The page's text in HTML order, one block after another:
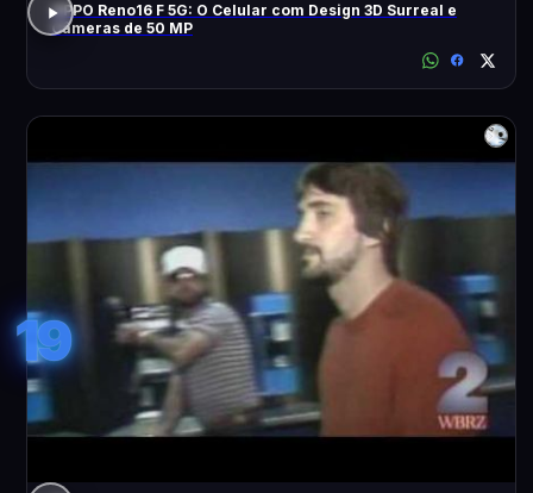
OPPO Reno16 F 5G: O Celular com Design 3D Surreal e
Câmeras de 50 MP
19